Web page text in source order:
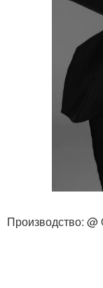
Производство: